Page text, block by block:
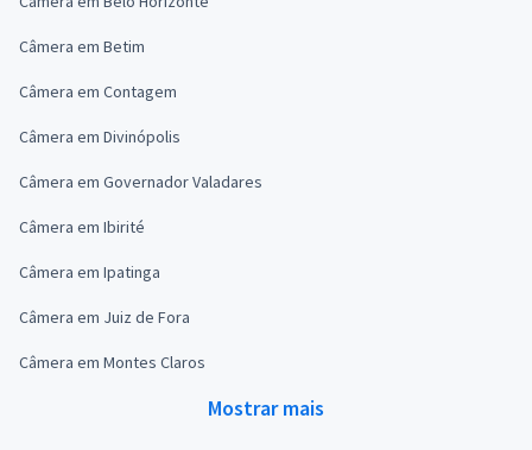
Câmera em Betim
Câmera em Contagem
Câmera em Divinópolis
Câmera em Governador Valadares
Câmera em Ibirité
Câmera em Ipatinga
Câmera em Juiz de Fora
Câmera em Montes Claros
Mostrar mais